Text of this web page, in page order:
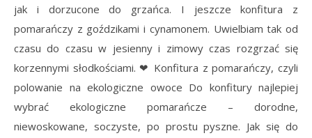
jak i dorzucone do grzańca. I jeszcze konfitura z
pomarańczy z goździkami i cynamonem. Uwielbiam tak od
czasu do czasu w jesienny i zimowy czas rozgrzać się
korzennymi słodkościami. ❤ Konfitura z pomarańczy, czyli
polowanie na ekologiczne owoce Do konfitury najlepiej
wybrać ekologiczne pomarańcze – dorodne,
niewoskowane, soczyste, po prostu pyszne. Jak się do